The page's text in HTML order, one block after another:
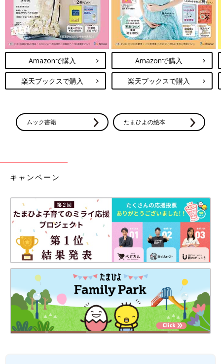
Amazonで購入
楽天ブックスで購入
Amazonで購入
楽天ブックスで購入
ムック書籍 たまひよの絵本
キャンペーン